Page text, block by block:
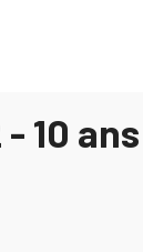
10 ans